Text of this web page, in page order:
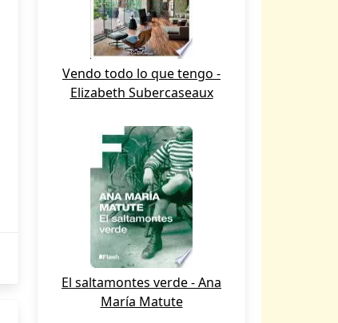
Vendo todo lo que tengo -
Elizabeth Subercaseaux
El saltamontes verde - Ana
María Matute